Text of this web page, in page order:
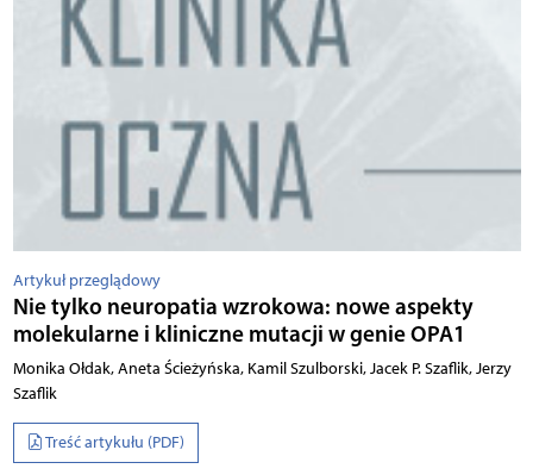
Artykuł przeglądowy
Nie tylko neuropatia wzrokowa: nowe aspekty
molekularne i kliniczne mutacji w genie OPA1
Monika Ołdak, Aneta Ścieżyńska, Kamil Szulborski, Jacek P. Szaflik, Jerzy
Szaflik
Treść artykułu (PDF)